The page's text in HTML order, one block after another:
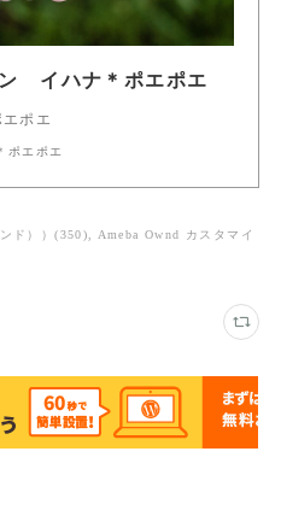
イハナ＊ポエポエ
ポエ
ポエポエ
ド））(350)
Ameba Ownd カスタマイ